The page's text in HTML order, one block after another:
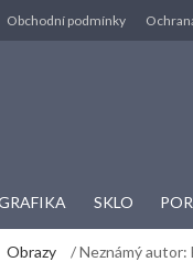
Obchodní podmínky
SKLO
Obrazy / Neznámý autor: